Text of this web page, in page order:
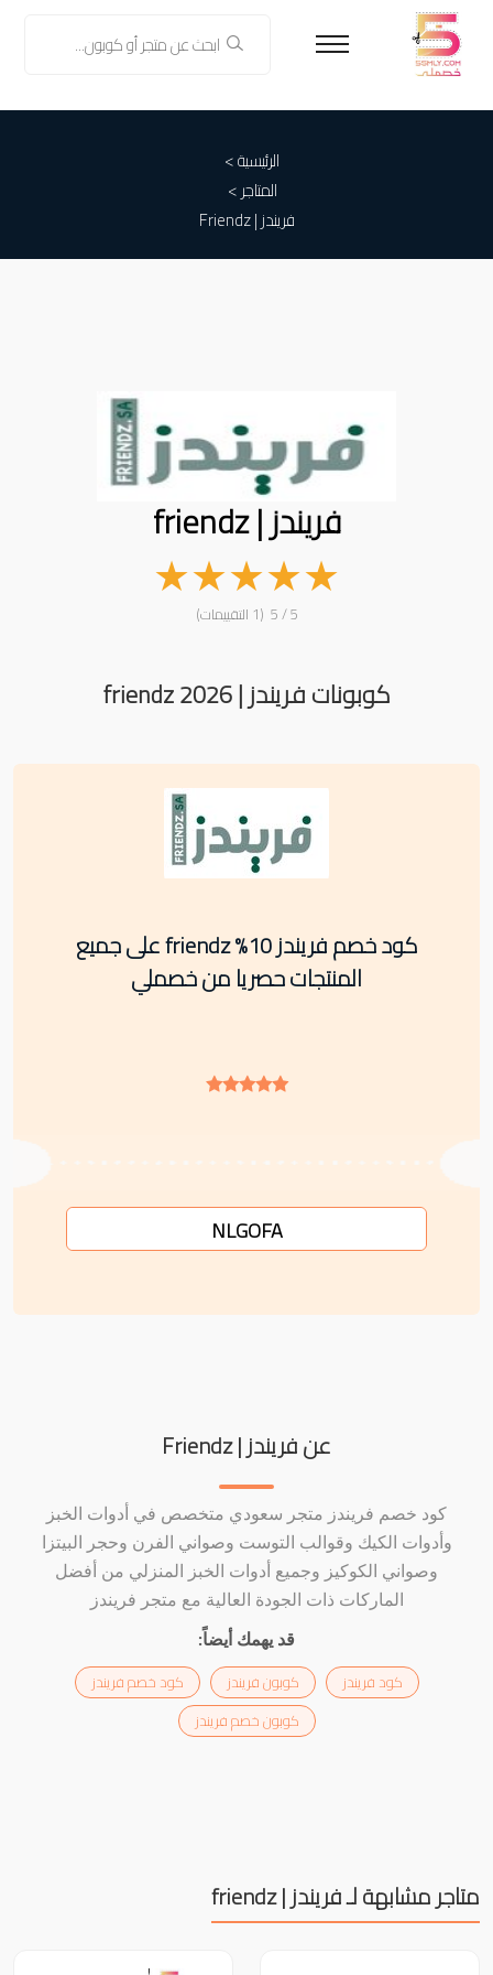
الرئيسية >
المتاجر >
فريندز | Friendz
فريندز | friendz
★
★
★
★
★ 5 / 5 (1 التقييمات)
كوبونات فريندز | friendz 2026
كود خصم فريندز 10% friendz على جميع
المنتجات حصريا من خصملي
NLGOFA
عن فريندز | Friendz
كود خصم فريندز متجر سعودي متخصص في أدوات الخبز
وأدوات الكيك وقوالب التوست وصواني الفرن وحجر البيتزا
وصواني الكوكيز وجميع أدوات الخبز المنزلي من أفضل
الماركات ذات الجودة العالية مع متجر فريندز
قد يهمك أيضاً:
كود فريندز كوبون فريندز
كود خصم فريندز
كوبون خصم فريندز
متاجر مشابهة لـ فريندز | friendz